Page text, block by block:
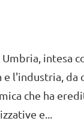
intesa
l'industria, da
che ha
e...